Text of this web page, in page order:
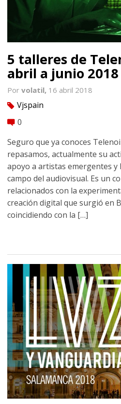
5 talleres de
abril a junio 2018
Por volatil, 16 abril 2018
tag Vjspain
comment 0
Seguro que ya conoces
repasamos, actualmente su
apoyo a artistas emergentes y
campo del audiovisual. Es un
relacionados con la
creación digital que surgió en
coincidiendo con la […]